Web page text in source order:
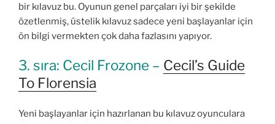
bir kılavuz bu. Oyunun genel parçaları iyi bir şekilde
özetlenmiş, üstelik kılavuz sadece yeni başlayanlar için
ön bilgi vermekten çok daha fazlasını yapıyor.
3. sıra: Cecil Frozone – Cecil’s Guide
To Florensia
Yeni başlayanlar için hazırlanan bu kılavuz oyunculara